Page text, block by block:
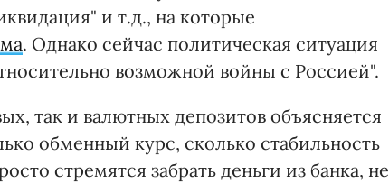
и т.д., на которые
. Однако сейчас политическая ситуация
возможной войны с Россией".
так и валютных депозитов объясняется
обменный курс, сколько стабильность
стремятся забрать деньги из банка, не